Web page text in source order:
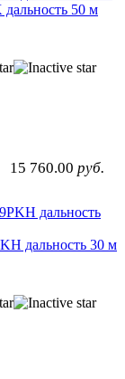
50 м
15 760.00 руб.
дальность 30 м